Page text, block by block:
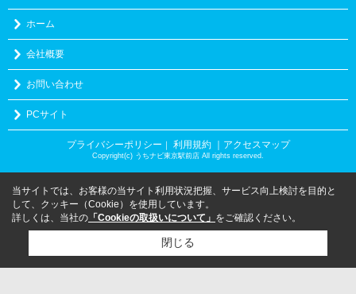
ホーム
会社概要
お問い合わせ
PCサイト
プライバシーポリシー ｜ 利用規約 ｜アクセスマップ
Copyright(c) うちナビ東京駅前店 All rights reserved.
当サイトでは、お客様の当サイト利用状況把握、サービス向上検討を目的と
して、クッキー（Cookie）を使用しています。
詳しくは、当社の 「Cookieの取扱いについて」 をご確認ください。
閉じる